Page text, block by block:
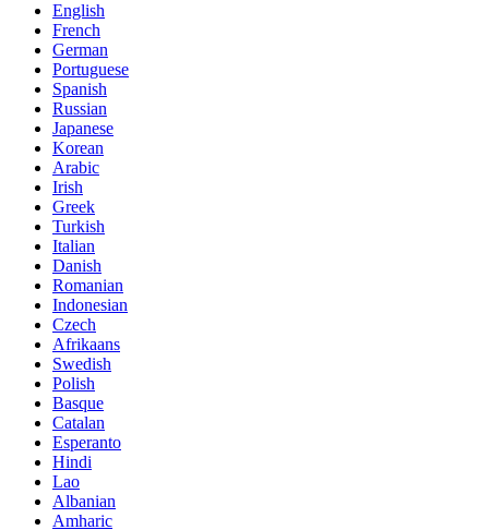
English
French
German
Portuguese
Spanish
Russian
Japanese
Korean
Arabic
Irish
Greek
Turkish
Italian
Danish
Romanian
Indonesian
Czech
Afrikaans
Swedish
Polish
Basque
Catalan
Esperanto
Hindi
Lao
Albanian
Amharic